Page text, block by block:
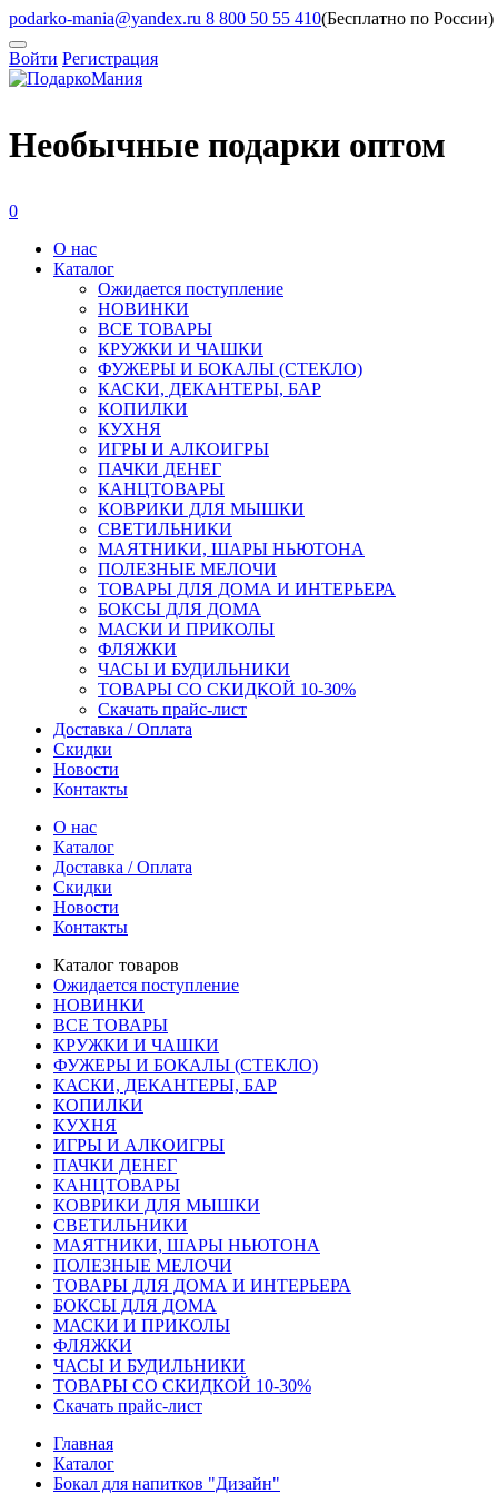
podarko-mania@yandex.ru 8 800 50 55 410(Бесплатно по России)
Войти Регистрация
Необычные подарки оптом
0
О нас
Каталог
Ожидается поступление
HОВИНКИ
ВСЕ ТОВАРЫ
КРУЖКИ И ЧАШКИ
ФУЖЕРЫ И БОКАЛЫ (СТЕКЛО)
КАСКИ, ДЕКАНТЕРЫ, БАР
КОПИЛКИ
КУХНЯ
ИГРЫ И АЛКОИГРЫ
ПАЧКИ ДЕНЕГ
КАНЦТОВАРЫ
КОВРИКИ ДЛЯ МЫШКИ
СВЕТИЛЬНИКИ
МАЯТНИКИ, ШАРЫ НЬЮТОНА
ПОЛЕЗНЫЕ МЕЛОЧИ
ТОВАРЫ ДЛЯ ДОМА И ИНТЕРЬЕРА
БОКСЫ ДЛЯ ДОМА
МАСКИ И ПРИКОЛЫ
ФЛЯЖКИ
ЧАСЫ И БУДИЛЬНИКИ
ТОВАРЫ СО СКИДКОЙ 10-30%
Скачать прайс-лист
Доставка / Оплата
Скидки
Новости
Контакты
О нас
Каталог
Доставка / Оплата
Скидки
Новости
Контакты
Каталог товаров
Ожидается поступление
HОВИНКИ
ВСЕ ТОВАРЫ
КРУЖКИ И ЧАШКИ
ФУЖЕРЫ И БОКАЛЫ (СТЕКЛО)
КАСКИ, ДЕКАНТЕРЫ, БАР
КОПИЛКИ
КУХНЯ
ИГРЫ И АЛКОИГРЫ
ПАЧКИ ДЕНЕГ
КАНЦТОВАРЫ
КОВРИКИ ДЛЯ МЫШКИ
СВЕТИЛЬНИКИ
МАЯТНИКИ, ШАРЫ НЬЮТОНА
ПОЛЕЗНЫЕ МЕЛОЧИ
ТОВАРЫ ДЛЯ ДОМА И ИНТЕРЬЕРА
БОКСЫ ДЛЯ ДОМА
МАСКИ И ПРИКОЛЫ
ФЛЯЖКИ
ЧАСЫ И БУДИЛЬНИКИ
ТОВАРЫ СО СКИДКОЙ 10-30%
Скачать прайс-лист
Главная
Каталог
Бокал для напитков "Дизайн"